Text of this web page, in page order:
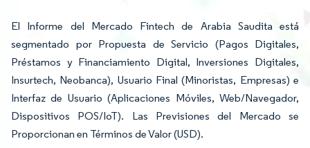
El Informe del Mercado Fintech de Arabia Saudita está
segmentado por Propuesta de Servicio (Pagos Digitales,
Préstamos y Financiamiento Digital, Inversiones Digitales,
Insurtech, Neobanca), Usuario Final (Minoristas, Empresas) e
Interfaz de Usuario (Aplicaciones Móviles, Web/Navegador,
Dispositivos POS/IoT). Las Previsiones del Mercado se
Proporcionan en Términos de Valor (USD).